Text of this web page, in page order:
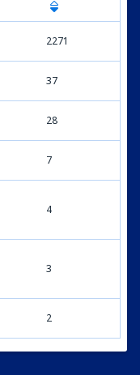
2271
37
28
7
4
3
2